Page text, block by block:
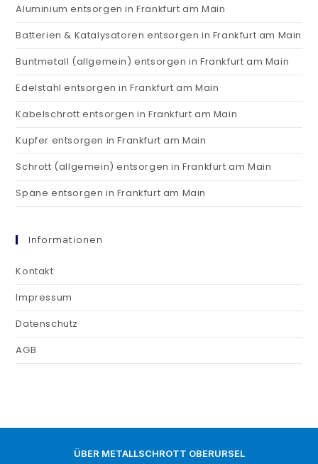
Aluminium entsorgen in Frankfurt am Main
Batterien & Katalysatoren entsorgen in Frankfurt am Main
Buntmetall (allgemein) entsorgen in Frankfurt am Main
Edelstahl entsorgen in Frankfurt am Main
Kabelschrott entsorgen in Frankfurt am Main
Kupfer entsorgen in Frankfurt am Main
Schrott (allgemein) entsorgen in Frankfurt am Main
Späne entsorgen in Frankfurt am Main
Informationen
Kontakt
Impressum
Datenschutz
AGB
ÜBER METALLSCHROTT OBERURSEL